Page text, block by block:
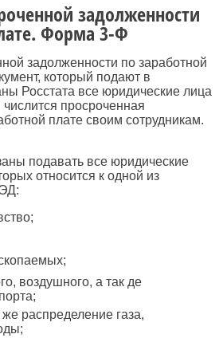
задолженности
Форма 3-Ф
задолженности по заработной
который подают в
Росстата все юридические лица
просроченная
плате своим сотрудникам.
подавать все юридические
относится к одной из
воздушного, а так де
распределение газа,